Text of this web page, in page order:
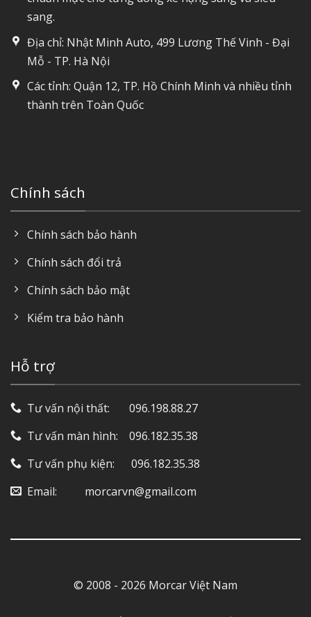
sang.
Địa chỉ: Nhật Minh Auto, 499 Lương Thế Vinh - Đại
Mỗ - TP. Hà Nội
Các tỉnh: Quận 12, TP. Hồ Chính Minh và nhiều tỉnh
thành trên Toàn Quốc
Chính sách
Chính sách bảo hành
Chính sách đổi trả
Chính sách bảo mật
Kiểm tra bảo hành
Hỗ trợ
Tư vấn nội thất: ‎ ‎ ‎ ‎ ‎ ‎ 096.198.88.27
Tư vấn màn hình: ‎ ‎ ‎ 096.182.35.38
Tư vấn phụ kiện: ‎ ‎ ‎ ‎‎ ‎ 096.182.35.38
Email: ‎ ‎ ‎ ‎ ‎ ‎ ‎ ‎ ‎ morcarvn@gmail.com
© 2008 - 2026 Morcar Việt Nam